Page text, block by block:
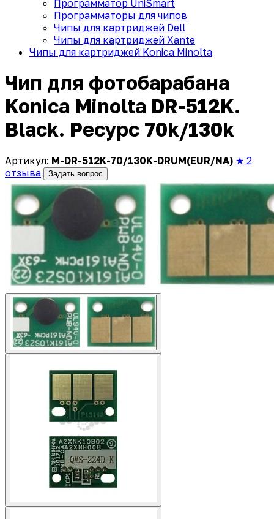
Программатор UniSmart
Программаторы для чипов
Чипы для картриджей Dell
Чипы для картриджей Xante
Чипы для картриджей Konica Minolta
Чип для фотобарабана
Konica Minolta DR-512K.
Black. Ресурс 70k/130k
Артикул: M-DR-512K-70/130K-DRUM(EUR/NA) ★ 2
отзыва
Задать вопрос